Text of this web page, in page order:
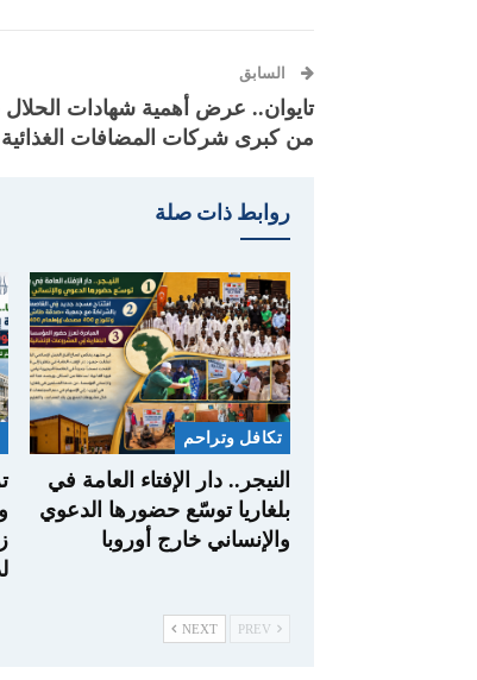
السابق
من كبرى شركات المضافات الغذائية
روابط ذات صلة
تكافل وتراحم
النيجر.. دار الإفتاء العامة في
بلغاريا توسّع حضورها الدعوي
والإنساني خارج أوروبا
NEXT